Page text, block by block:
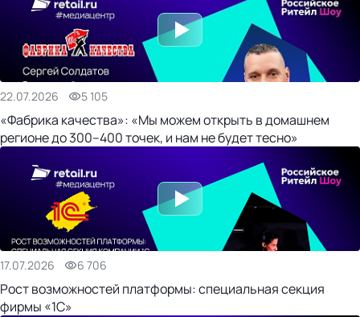
22.07.2026 5 105
«Фабрика качества»: «Мы можем открыть в домашнем
регионе до 300–400 точек, и нам не будет тесно»
17.07.2026 6 706
Рост возможностей платформы: специальная секция
фирмы «1С»